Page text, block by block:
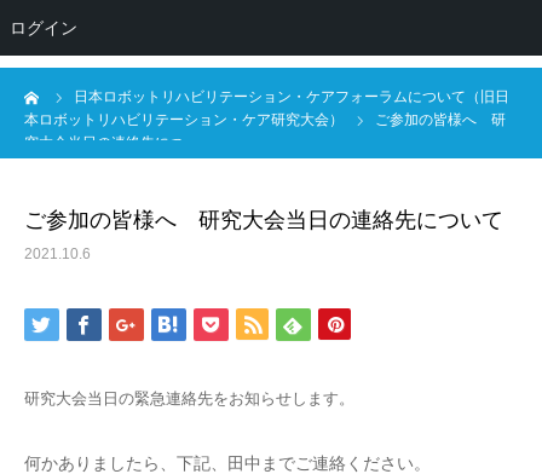
NPO法人日本ロボットリハビリテーション・ケア研
日本ロボットリハビリテーション・ケアフォーラムについて（旧日
本ロボットリハビリテーション・ケア研究大会）
ご参加の皆様へ 研
究大会当日の連絡先につ…
ご参加の皆様へ 研究大会当日の連絡先について
2021.10.6
研究大会当日の緊急連絡先をお知らせします。
何かありましたら、下記、田中までご連絡ください。
ログイン